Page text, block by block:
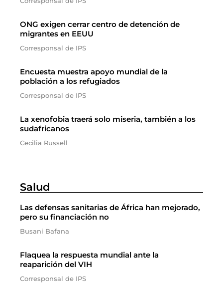
ONG exigen cerrar centro de detención de
migrantes en EEUU
Corresponsal de IPS
Encuesta muestra apoyo mundial de la
población a los refugiados
Corresponsal de IPS
La xenofobia traerá solo miseria, también a los
sudafricanos
Cecilia Russell
Salud
Las defensas sanitarias de África han mejorado,
pero su financiación no
Busani Bafana
Flaquea la respuesta mundial ante la
reaparición del VIH
Corresponsal de IPS